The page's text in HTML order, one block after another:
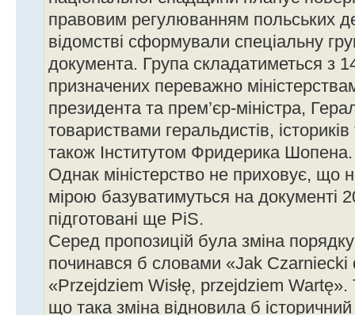
правовим регулюванням польських
відомстві сформували спеціальну
документа. Група складатиметься з
призначених переважно
президента та прем’єр-міністра,
товариствами геральдистів,
також Інститутом Фридерика Шопена.
Однак міністерство не приховує, що
мірою базуватимуться на документі
підготовані ще PiS.
Серед пропозицій була зміна
починався б словами «Jak Czarniecki
«Przejdziem Wisłę, przejdziem Wartę».
що така зміна відновила б